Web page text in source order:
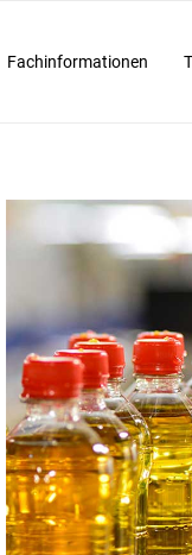
Fachinformationen